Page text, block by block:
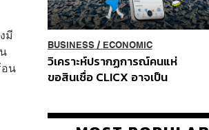
มี
น
BUSINESS/ ECONOMIC
วิเคราะห์ปรากฏการณ์คนแห่
ขอสินเชื่อ CLICX อาจเป็น
ปัญหาหนี้ครัวเรือนไทยที่ถูกซุก